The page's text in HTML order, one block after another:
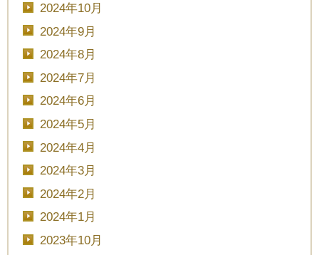
2024年10月
2024年9月
2024年8月
2024年7月
2024年6月
2024年5月
2024年4月
2024年3月
2024年2月
2024年1月
2023年10月